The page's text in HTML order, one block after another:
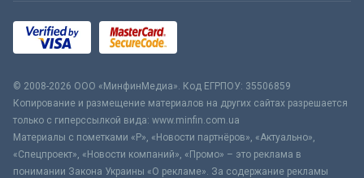
© 2008-2026 ООО «МинфинМедиа». Код ЕГРПОУ: 35506859
Копирование и размещение материалов на других сайтах разрешается
только с гиперссылкой вида: www.minfin.com.ua
Материалы с пометками «Р», «Новости партнёров», «Актуально»,
«Спецпроект», «Новости компаний», «Промо» – это реклама в
понимании Закона Украины «О рекламе». За содержание рекламы